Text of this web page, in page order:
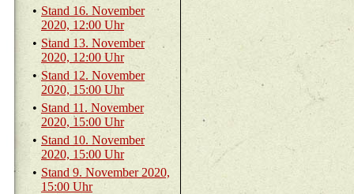
• Stand 16. No­vem­ber
2020, 12:00 Uhr
• Stand 13. No­vem­ber
2020, 12:00 Uhr
• Stand 12. No­vem­ber
2020, 15:00 Uhr
• Stand 11. No­vem­ber
2020, 15:00 Uhr
• Stand 10. No­vem­ber
2020, 15:00 Uhr
• Stand 9. No­vem­ber 2020,
15:00 Uhr